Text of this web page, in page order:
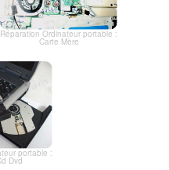
Réparation Ordinateur portable :
Carte Mère
portable :
Dvd